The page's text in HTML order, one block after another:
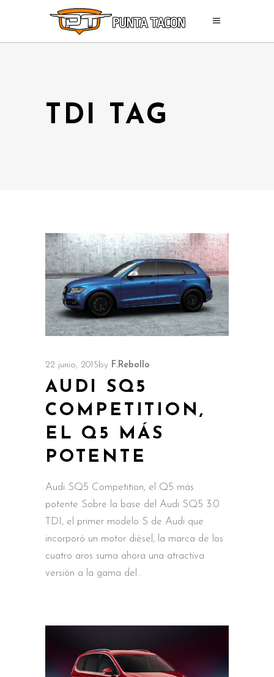
TDI TAG
22 junio, 2015by F.Rebollo
AUDI SQ5
COMPETITION,
EL Q5 MÁS
POTENTE
Audi SQ5 Competition, el Q5 más
potente Sobre la base del Audi SQ5 3.0
TDI, el primer modelo S de Audi que
incorporó un motor diésel, la marca de los
cuatro aros suma ahora una atractiva
versión a la gama del